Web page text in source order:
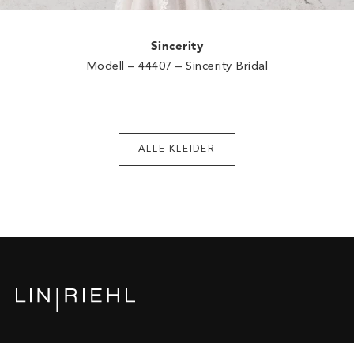
Sincerity
Modell – 44407 – Sincerity Bridal
ALLE KLEIDER